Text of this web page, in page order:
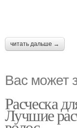
читать дальше →
Вас может
Расческа
Лучшие